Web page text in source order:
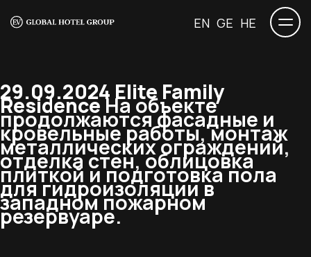
EN GE HE
29.09.2024 Elite Family
ResidenceНа объекте
продолжаются фасадные и
кровельные работы, монтаж
металлических ограждений,
отделка стен, облицовка
плиткой и подготовка пола
для гидроизоляции в
западном пожарном
резервуаре.